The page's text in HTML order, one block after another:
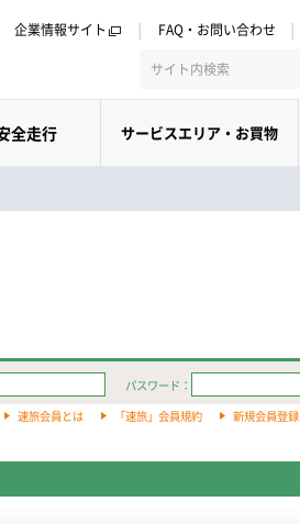
企業情報サイト FAQ・お問い合わせ
全走行 サービスエリア・お買物
パスワード：
速旅会員とは 「速旅」会員規約 新規会員登録